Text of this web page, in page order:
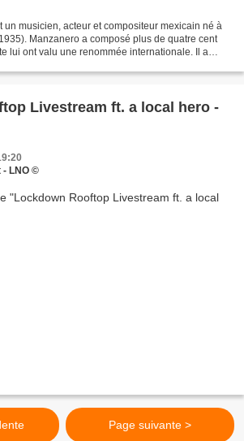
un musicien, acteur et compositeur mexicain né à
Manzanero a composé plus de quatre cent
lui ont valu une renommée internationale. Il a
Livestream ft. a local hero -
- LNO ©
Page suivante >